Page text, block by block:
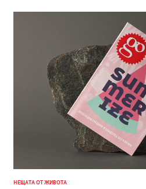
НЕЩАТА ОТ ЖИВОТА